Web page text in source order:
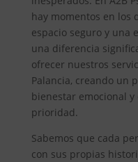
hay momentos en los
espacio seguro y una
una diferencia
ofrecer nuestros
Palancia, creando un
bienestar emocional
prioridad.
Sabemos que cada
con sus propias